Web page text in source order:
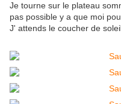
Je tourne sur le plateau
pas possible y a que moi
J' attends le coucher de